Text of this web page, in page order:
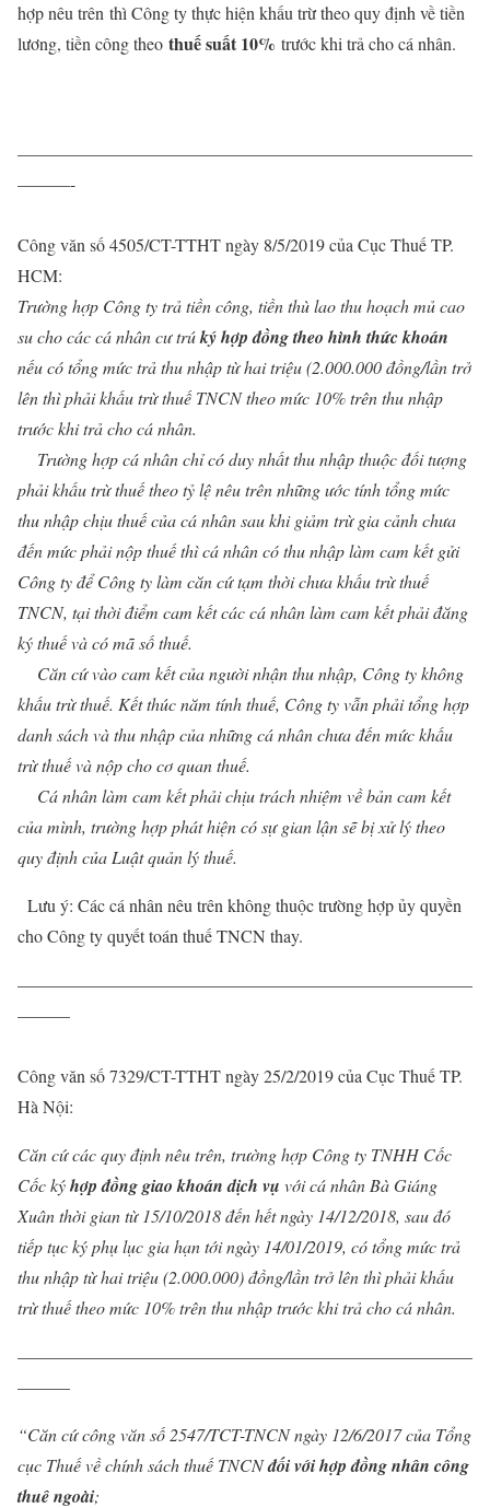
hợp nêu trên thì Công ty thực hiện khấu trừ theo quy định về tiền
lương, tiền công theo thuế suất 10% trước khi trả cho cá nhân.
——————————————————————————
———-
Công văn số 4505/CT-TTHT ngày 8/5/2019 của Cục Thuế TP.
HCM:
Trường hợp Công ty trả tiền công, tiền thù lao thu hoạch mủ cao
su cho các cá nhân cư trúký hợp đồng theo hình thức khoán
nếu có tổng mức trả thu nhập từ hai triệu (2.000.000 đồng/lần trở
lên thì phải khấu trừ thuế TNCN theo mức 10% trên thu nhập
trước khi trả cho cá nhân.
Trường hợp cá nhân chỉ có duy nhất thu nhập thuộc đối tượng
phải khấu trừ thuế theo tỷ lệ nêu trên những ước tính tổng mức
thu nhập chịu thuế của cá nhân sau khi giảm trừ gia cảnh chưa
đến mức phải nộp thuế thì cá nhân có thu nhập làm cam kết gửi
Công ty để Công ty làm căn cứ tạm thời chưa khấu trừ thuế
TNCN, tại thời điểm cam kết các cá nhân làm cam kết phải đăng
ký thuế và có mã số thuế.
Căn cứ vào cam kết của người nhận thu nhập, Công ty không
khấu trừ thuế. Kết thúc năm tính thuế, Công ty vẫn phải tổng hợp
danh sách và thu nhập của những cá nhân chưa đến mức khấu
trừ thuế và nộp cho cơ quan thuế.
Cá nhân làm cam kết phải chịu trách nhiệm về bản cam kết
của mình, trường hợp phát hiện có sự gian lận sẽ bị xử lý theo
quy định của Luật quản lý thuế.
Lưu ý: Các cá nhân nêu trên không thuộc trường hợp ủy quyền
cho Công ty quyết toán thuế TNCN thay.
——————————————————————————
———
Công văn số 7329/CT-TTHT ngày 25/2/2019 của Cục Thuế TP.
Hà Nội:
Căn cứ các quy định nêu trên, trường hợp Công ty TNHH Cốc
Cốc kýhợp đồng giao khoán dịch vụ với cá nhân Bà Giáng
Xuân thời gian từ 15/10/2018 đến hết ngày 14/12/2018, sau đó
tiếp tục ký phụ lục gia hạn tới ngày 14/01/2019, có tổng mức trả
thu nhập từ hai triệu (2.000.000) đồng/lần trở lên thì phải khấu
trừ thuế theo mức 10% trên thu nhập trước khi trả cho cá nhân.
——————————————————————————
———
“Căn cứ công văn số 2547/TCT-TNCN ngày 12/6/2017 của Tổng
cục Thuếvề chính sách thuế TNCNđối với hợp đồng nhân công
thuê ngoài;